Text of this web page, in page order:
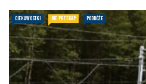
CIEKAWOSTKI NIE PRZEGAP PODRÓŻE